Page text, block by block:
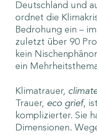
Deutschland und
ordnet die
Bedrohung ein –
zuletzt über 90
kein
ein
Klimatrauer,
Trauer, eco grief,
komplizierter. Sie
Dimensionen.